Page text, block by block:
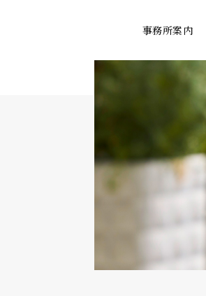
事務所案内